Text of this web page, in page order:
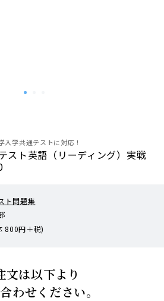
学共通テストに対応！
スト英語（リーディング）実戦
ト問題集
800円＋税)
文は以下より
わせください。